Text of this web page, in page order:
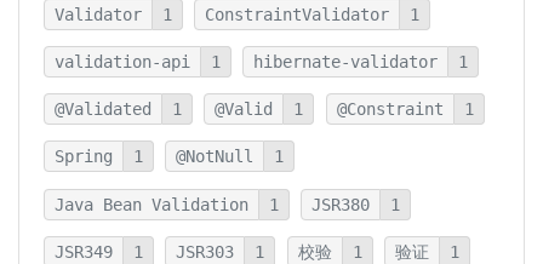
Validator 1 ConstraintValidator 1
validation-api 1 hibernate-validator 1
@Validated 1 @Valid 1 @Constraint 1
Spring 1 @NotNull 1
Java Bean Validation 1 JSR380 1
JSR349 1 JSR303 1 校验 1 验证 1